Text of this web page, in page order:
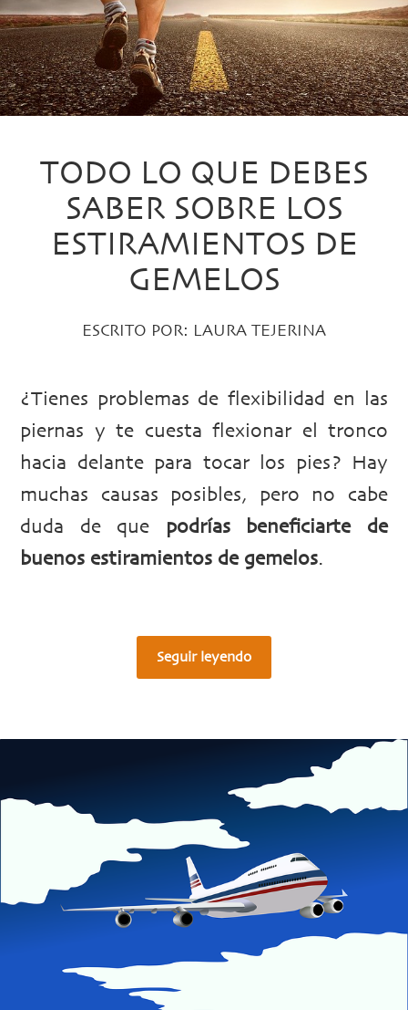
TODO LO QUE DEBES
SABER SOBRE LOS
ESTIRAMIENTOS DE
GEMELOS
ESCRITO POR: LAURA TEJERINA
¿Tienes problemas de flexibilidad en las
piernas y te cuesta flexionar el tronco
hacia delante para tocar los pies? Hay
muchas causas posibles, pero no cabe
duda de que podrías beneficiarte de
buenos estiramientos de gemelos.
Seguir leyendo